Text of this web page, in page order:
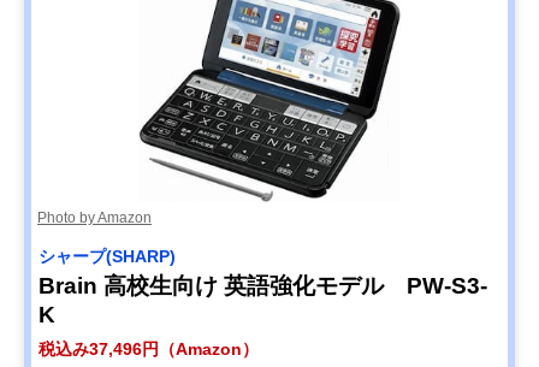
Photo by Amazon
シャープ(SHARP)
Brain 高校生向け 英語強化モデル PW-S3-
K
税込み37,496円（Amazon）